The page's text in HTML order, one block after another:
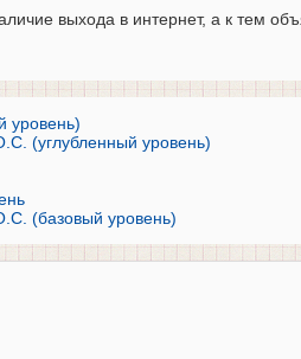
выхода в интернет, а к тем
уровень)
(углубленный уровень)
(базовый уровень)